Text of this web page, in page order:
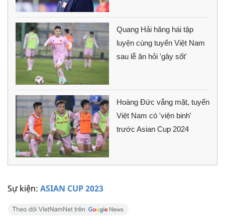
Sự kiện: ASIAN CUP 2023
Quang Hải hăng hái tập
luyện cùng tuyển Việt Nam
sau lễ ăn hỏi 'gây sốt'
Hoàng Đức vắng mặt, tuyển
Việt Nam có 'viện binh'
trước Asian Cup 2024